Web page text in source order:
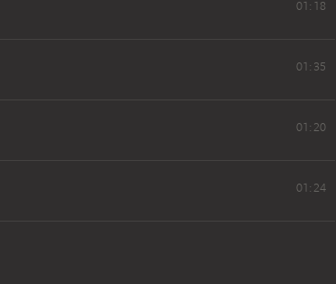
01:18
01:35
01:20
01:24